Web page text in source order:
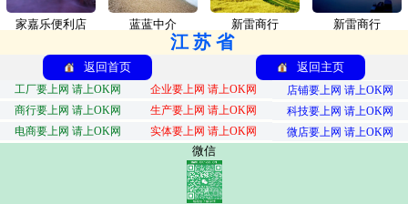
家嘉乐便利店 蓝蓝中介 新雷商行 新雷商行
江苏省
返回首页 返回主页
工厂要上网 请上OK网 企业要上网 请上OK网
店铺要上网 请上OK网
商行要上网 请上OK网
生产要上网 请上OK网
科技要上网 请上OK网
电商要上网 请上OK网
实体要上网 请上OK网 微店要上网 请上OK网
微信